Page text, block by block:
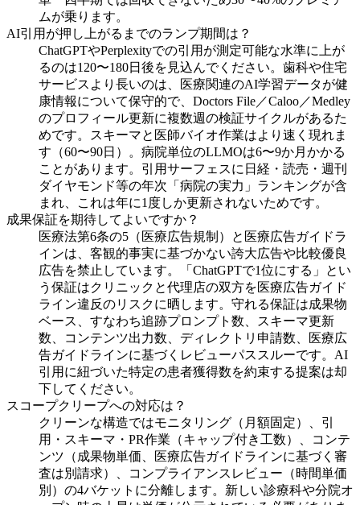
ムが乗ります。
AI引用が押し上がるまでのランプ期間は？
ChatGPTやPerplexityでの引用が測定可能な水準に上が
るのは120〜180日後を見込んでください。歯科や住宅
サービスより長いのは、医療関連のAI学習データが健
康情報について保守的で、Doctors File／Caloo／Medley
のプロフィール更新に複数週の検証サイクルがあるた
めです。スキーマと医師バイオ作業はより速く現れま
す（60〜90日）。病院単位のLLMOは6〜9か月かかる
ことがあります。引用サーフェスに日経・読売・週刊
ダイヤモンド等の年次「病院の実力」ランキングが含
まれ、これは年に1度しか更新されないためです。
成果保証を期待してよいですか？
医療法第6条の5（医療広告規制）と医療広告ガイドラ
インは、客観的事実に基づかない誇大広告や比較優良
広告を禁止しています。「ChatGPTで1位にする」とい
う保証はクリニックと代理店の双方を医療広告ガイド
ライン違反のリスクに晒します。守れる保証は成果物
ベース、すなわち追跡プロンプト数、スキーマ更新
数、コンテンツ出力数、ディレクトリ申請数、医療広
告ガイドラインに基づくレビューパススルーです。AI
引用に紐づいた特定の患者獲得数を約束する提案は却
下してください。
スコープクリープへの対応は？
クリーンな構造ではモニタリング（月額固定）、引
用・スキーマ・PR作業（キャップ付き工数）、コンテ
ンツ（成果物単価、医療広告ガイドラインに基づく審
査は別請求）、コンプライアンスレビュー（時間単価
別）の4バケットに分離します。新しい診療科や分院オ